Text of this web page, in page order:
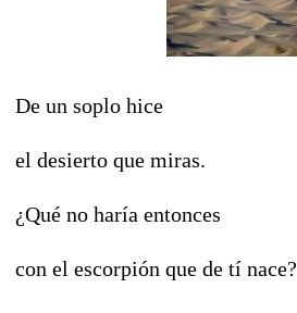
De un soplo hice
el desierto que miras.
¿Qué no haría entonces
con el escorpión que de tí nace?